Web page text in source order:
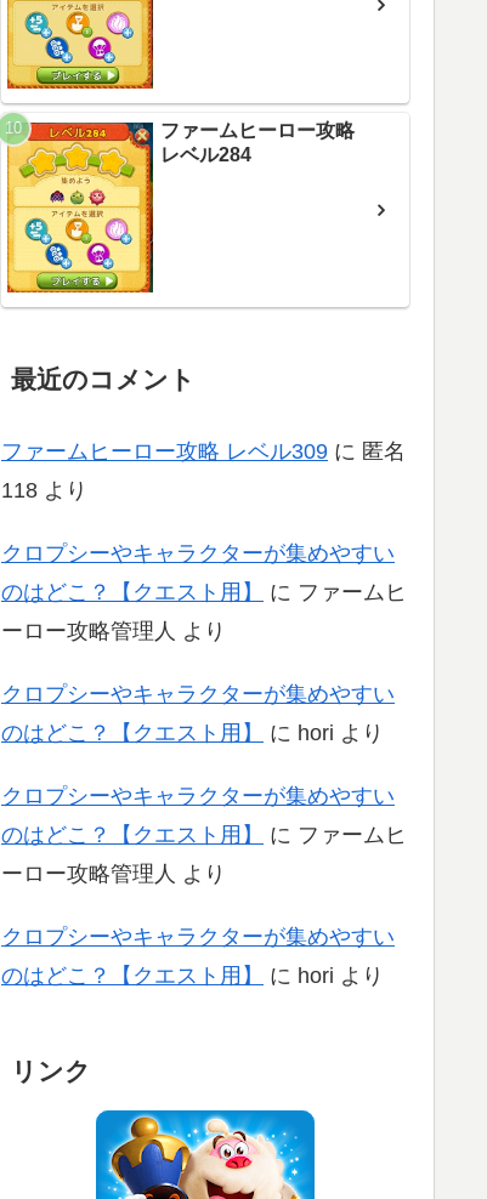
ファームヒーロー攻略
レベル284
最近のコメント
ファームヒーロー攻略 レベル309 に 匿名
118 より
クロプシーやキャラクターが集めやすい
のはどこ？【クエスト用】
に ファームヒ
ーロー攻略管理人 より
クロプシーやキャラクターが集めやすい
のはどこ？【クエスト用】
に hori より
クロプシーやキャラクターが集めやすい
のはどこ？【クエスト用】
に ファームヒ
ーロー攻略管理人 より
クロプシーやキャラクターが集めやすい
のはどこ？【クエスト用】
に hori より
リンク